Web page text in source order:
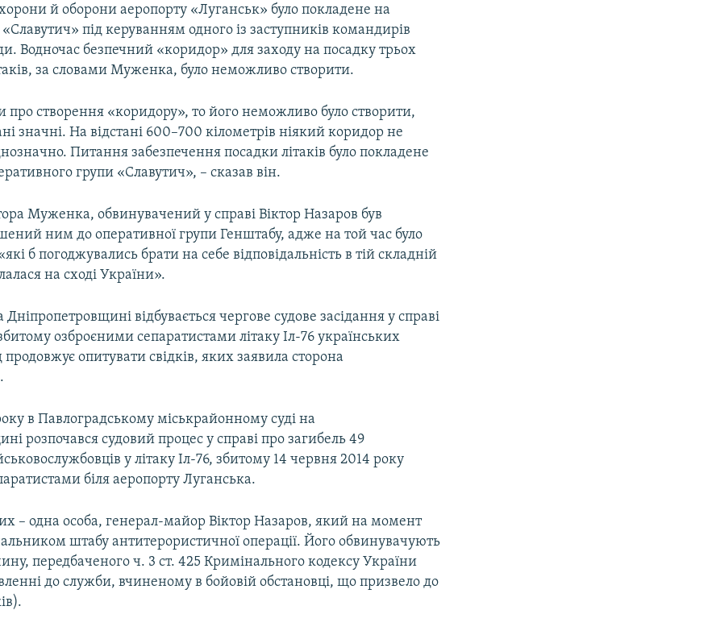
й оборони аеропорту «Луганськ» було покладене на
під керуванням одного із заступників командирів
Водночас безпечний «коридор» для заходу на посадку трьох
за словами Муженка, було неможливо створити.
про створення «коридору», то його неможливо було створити,
значні. На відстані 600–700 кілометрів ніякий коридор не
Питання забезпечення посадки літаків було покладене
групи «Славутич», – сказав він.
Муженка, обвинувачений у справі Віктор Назаров був
ним до оперативної групи Генштабу, адже на той час було
б погоджувались брати на себе відповідальність в тій складній
на сході України».
відбувається чергове судове засідання у справі
озброєними сепаратистами літаку Іл-76 українських
продовжує опитувати свідків, яких заявила сторона
в Павлоградському міськрайонному суді на
розпочався судовий процес у справі про загибель 49
у літаку Іл-76, збитому 14 червня 2014 року
біля аеропорту Луганська.
– одна особа, генерал-майор Віктор Назаров, який на момент
штабу антитерористичної операції. Його обвинувачують
передбаченого ч. 3 ст. 425 Кримінального кодексу України
до служби, вчиненому в бойовій обстановці, що призвело до